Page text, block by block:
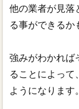
他の業者が見落
る事ができるか
強みがわかれば
ることによって
ようになります。